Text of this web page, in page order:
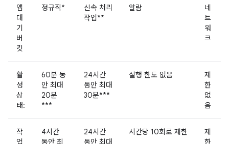
앱
대
기
버
킷
정규직*
신속 처리
작업**
알람
네
트
워
크
활
성
상
태:
60분 동
안 최대
20분
***
24시간
동안 최대
30분***
실행 한도 없음
제
한
없
음
작
업
4시간
동안 최
24시간
동안 최대
시간당 10회로 제한
제
한